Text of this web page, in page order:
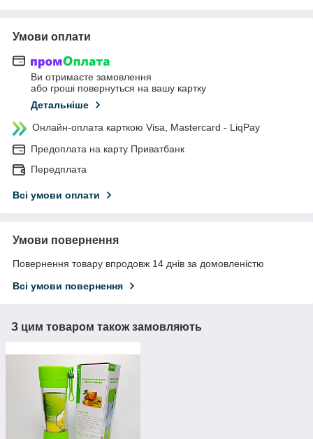
Умови оплати
Ви отримаєте замовлення
або гроші повернуться на вашу картку
Детальніше
Онлайн-оплата карткою Visa, Mastercard - LiqPay
Предоплата на карту Приватбанк
Передплата
Всі умови оплати
Умови повернення
Повернення товару впродовж 14 днів за домовленістю
Всі умови повернення
З цим товаром також замовляють